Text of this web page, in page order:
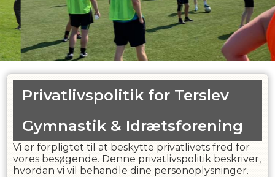
Privatlivspolitik for Terslev
Gymnastik & Idrætsforening
Vi er forpligtet til at beskytte privatlivets fred for
vores besøgende. Denne privatlivspolitik beskriver,
hvordan vi vil behandle dine personoplysninger.